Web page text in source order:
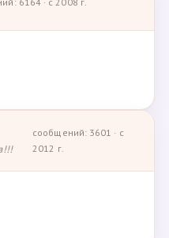
сообщений: 3601 · с
2012 г.